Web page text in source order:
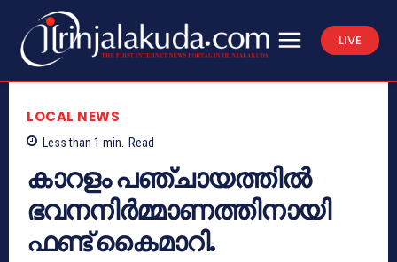
LIVE
LOCAL NEWS
Less than 1 min. Read
കാറളം പഞ്ചായത്തില്‍
ഭവനനിര്‍മ്മാണത്തിനായി
ഫണ്ട് കൈമാറി.